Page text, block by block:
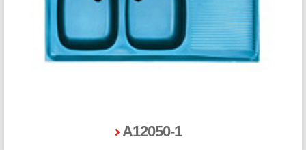
A12050-1